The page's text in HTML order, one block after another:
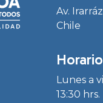
Av.
Chile
Lunes a
13:30 hrs.